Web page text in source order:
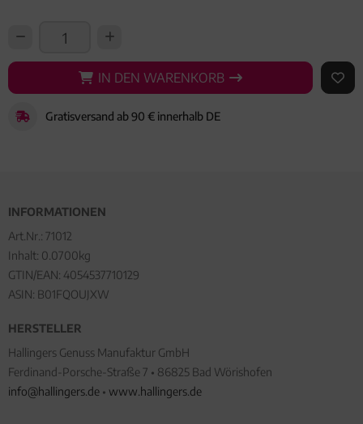
IN DEN WARENKORB
IN DEN WARENKORB AUF
Gratisversand ab 90 € innerhalb DE
INFORMATIONEN
Art.Nr.: 71012
Inhalt: 0.0700kg
GTIN/EAN: 4054537710129
ASIN: B01FQOUJXW
HERSTELLER
Hallingers Genuss Manufaktur GmbH
Ferdinand-Porsche-Straße 7 • 86825 Bad Wörishofen
info@hallingers.de • www.hallingers.de